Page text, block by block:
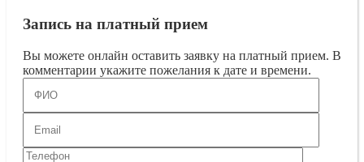
Запись на платный прием
Вы можете онлайн оставить заявку на платный прием. В
комментарии укажите пожелания к дате и времени.